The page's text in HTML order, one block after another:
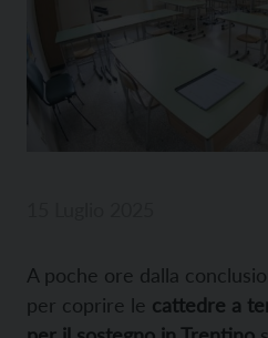
A poche ore dalla
per coprire le cattedre a